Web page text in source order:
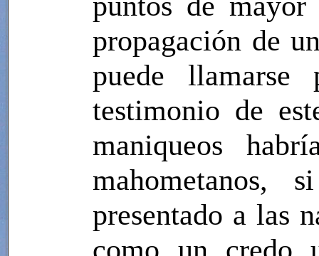
propagación de
puede
testimonio de
maniqueos
presentado a las
como un credo